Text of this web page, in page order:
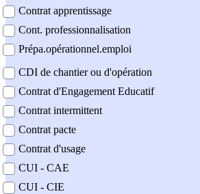
Contrat apprentissage
Cont. professionnalisation
Prépa.opérationnel.emploi
CDI de chantier ou d'opération
Contrat d'Engagement Educatif
Contrat intermittent
Contrat pacte
Contrat d'usage
CUI - CAE
CUI - CIE